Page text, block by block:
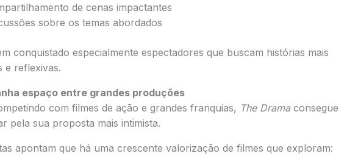
de cenas impactantes
sobre os temas abordados
conquistado especialmente espectadores que buscam histórias mais
e reflexivas.
espaço entre grandes produções
com filmes de ação e grandes franquias, The Dramaconsegue
pela sua proposta mais intimista.
apontam que há uma crescente valorização de filmes que exploram: